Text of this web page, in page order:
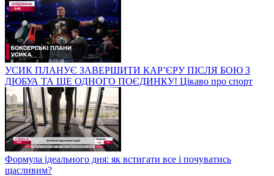
УСИК ПЛАНУЄ ЗАВЕРШИТИ КАР’ЄРУ ПІСЛЯ БОЮ З
ДЮБУА ТА ЩЕ ОДНОГО ПОЄДИНКУ! Цікаво про спорт
Формула ідеального дня: як встигати все і почуватись
щасливим?